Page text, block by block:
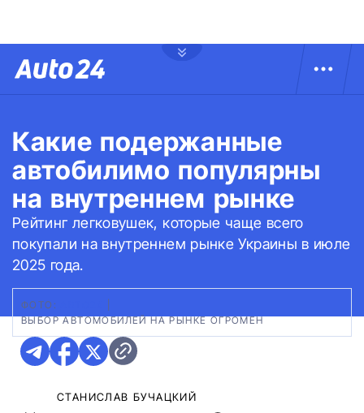
Какие подержанные
автобилимо популярны
на внутреннем рынке
Рейтинг легковушек, которые чаще всего
покупали на внутреннем рынке Украины в июле
2025 года.
ФОТО:
ВЫБОР АВТОМОБИЛЕЙ НА РЫНКЕ ОГРОМЕН
СТАНИСЛАВ БУЧАЦКИЙ